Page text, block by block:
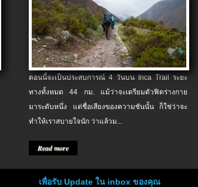
ตอนนี้จะเป็นประสบการณ์ 4 วันบน Inca Trail ระยะ
ทางทั้งหมด 44 กม. แม้ว่าจะเตรียมตัวฟิตร่างกาย
มาระดับหนึ่ง แต่ชื่อเสียงของความชันนั้น ก็ใช่ว่าจะ
ทำให้เราสบายใจนัก ว่าแล้วม...
Read more
เพื่อรับ Update ใน inbox ของคุณ